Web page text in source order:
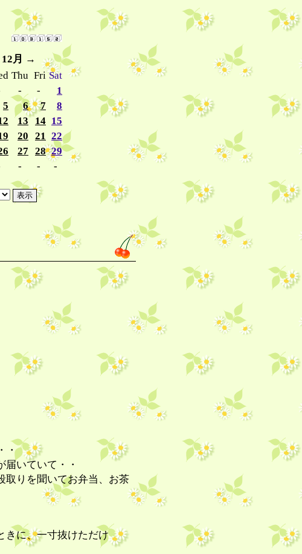
月
→
Thu Fri Sat
- -
1
5 6 7
8
13 14 15
20 21 22
27 28 29
- - -
・
届いていて・・
取りを聞いてお弁当、お茶
きに、一寸抜けただけ